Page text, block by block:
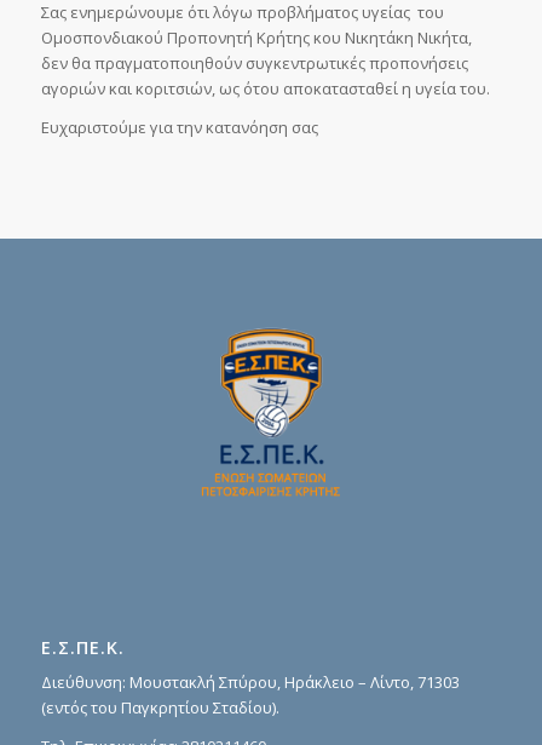
Σας ενημερώνουμε ότι λόγω προβλήματος υγείας του
Ομοσπονδιακού Προπονητή Κρήτης κου Νικητάκη Νικήτα,
δεν θα πραγματοποιηθούν συγκεντρωτικές προπονήσεις
αγοριών και κοριτσιών, ως ότου αποκατασταθεί η υγεία του.
Ευχαριστούμε για την κατανόηση σας
Ε.Σ.ΠΕ.Κ.
Διεύθυνση: Μουστακλή Σπύρου, Ηράκλειο – Λίντο, 71303
(εντός του Παγκρητίου Σταδίου).